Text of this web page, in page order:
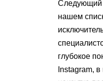
Следующий
нашем
глубокое
Instagram,